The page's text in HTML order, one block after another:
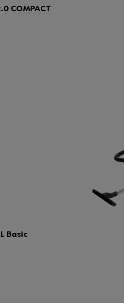
COMPACT
Basic